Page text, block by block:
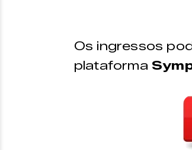
Os ingressos
plataforma